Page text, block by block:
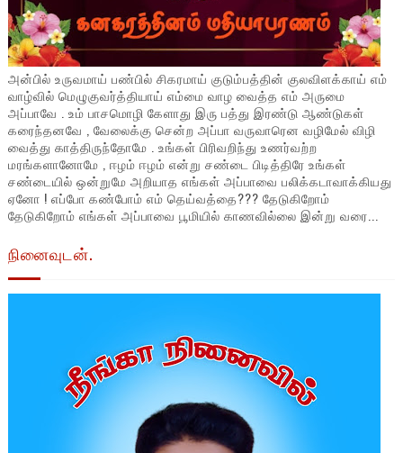
அன்பில் உருவமாய் பண்பில் சிகரமாய் குடும்பத்தின் குலவிளக்காய் எம்
வாழ்வில் மெழுகுவர்த்தியாய் எம்மை வாழ வைத்த எம் அருமை
அப்பாவே . உம் பாசமொழி கேளாது இரு பத்து இரண்டு ஆண்டுகள்
கரைந்தனவே , வேலைக்கு சென்ற அப்பா வருவாரென வழிமேல் விழி
வைத்து காத்திருந்தோமே . உங்கள் பிரிவறிந்து உணர்வற்ற
மரங்களானோமே , ஈழம் ஈழம் என்று சண்டை பிடித்திரே உங்கள்
சண்டையில் ஒன்றுமே அறியாத எங்கள் அப்பாவை பலிக்கடாவாக்கியது
ஏனோ ! எப்போ கண்போம் எம் தெய்வத்தை??? தேடுகிறோம்
தேடுகிறோம் எங்கள் அப்பாவை பூமியில் காணவில்லை இன்று வரை...
நினைவுடன்.